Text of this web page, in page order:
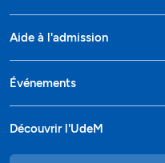
Aide à l'admission
Événements
Découvrir l'UdeM